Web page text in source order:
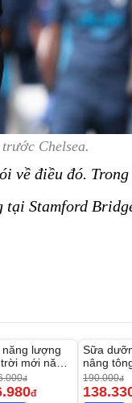
Chelsea.
về điều đó.
tại Stamford
lượng
mới năm
có 120 viên
lớn
đ
đ
-27%
Sữa
nâng
Vaseline
190.000đ